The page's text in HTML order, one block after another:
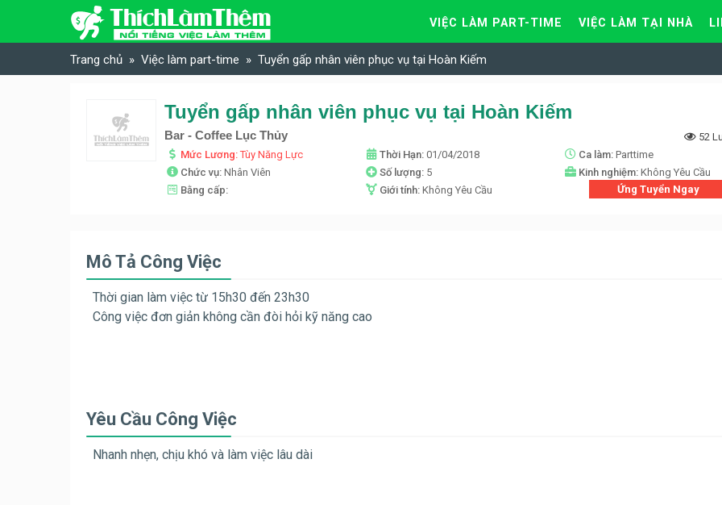
Skip to content
VIỆC LÀM PART-TIME VIỆC LÀM TẠI NHÀ
Trang chủ Việc làm part-time Tuyển gấp nhân viên phục vụ tại Hoàn Kiếm
Tuyển gấp nhân viên phục vụ tại Hoàn Kiếm
Bar - Coffee Lục Thủy
52
Mức Lương:Tùy Năng Lực Thời Hạn: 01/04/2018 Ca làm: Parttime
Chức vụ: Nhân Viên Số lượng: 5 Kinh nghiệm: Không Yêu Cầu
Bằng cấp:
Giới tính: Không Yêu Cầu Ứng Tuyển Ngay
Mô Tả Công Việc
Thời gian làm việc từ 15h30 đến 23h30
Công việc đơn giản không cần đòi hỏi kỹ năng cao
Yêu Cầu Công Việc
Nhanh nhẹn, chịu khó và làm việc lâu dài